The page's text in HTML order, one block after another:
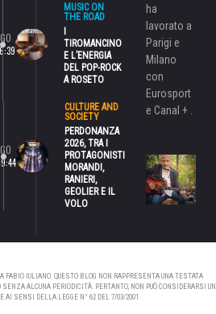
MUSIC ON
THE ROAD
I
TIROMANCINO
E L’ENERGIA
DEL POP-ROCK
A ROSETO
CULTURE AND
SOCIETY
PERDONANZA
2026, TRA I
PROTAGONISTI
MORANDI,
RANIERI,
GEOLIER E IL
VOLO
ha
lavorato a
Parigi e
Milano
con
Eurosport
e Canal + .
IULIANO. QUESTO BLOG NON RAPPRESENTA UNA TESTATA
ALCUNA PERIODICITÀ. PERTANTO, NON PUÒ CONSIDERARSI UN
AI SENSI DELLA LEGGE N° 62 DEL 7/03/2001